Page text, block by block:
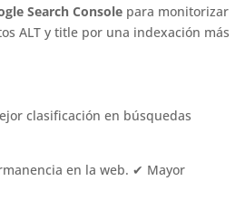
Search Console para monitorizar
ALT y title por una indexación más
clasificación en búsquedas
en la web. ✔ Mayor